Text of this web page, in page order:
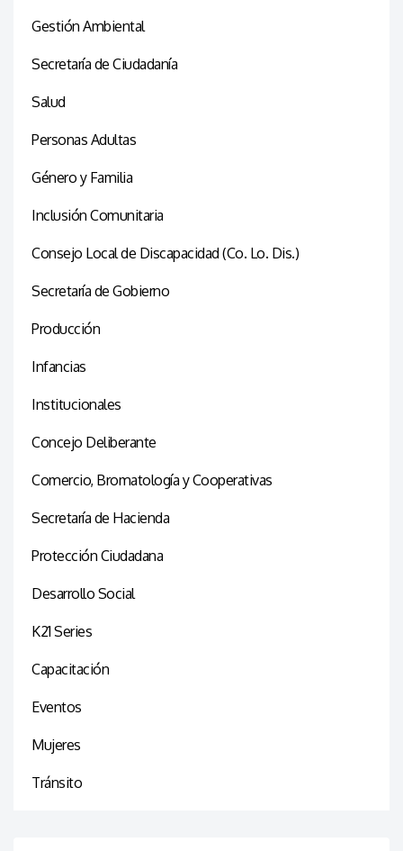
Gestión Ambiental
Secretaría de Ciudadanía
Salud
Personas Adultas
Género y Familia
Inclusión Comunitaria
Consejo Local de Discapacidad (Co. Lo. Dis.)
Secretaría de Gobierno
Producción
Infancias
Institucionales
Concejo Deliberante
Comercio, Bromatología y Cooperativas
Secretaría de Hacienda
Protección Ciudadana
Desarrollo Social
K21 Series
Capacitación
Eventos
Mujeres
Tránsito